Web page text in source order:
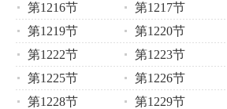
第1216节
第1217节
第1219节
第1220节
第1222节
第1223节
第1225节
第1226节
第1228节
第1229节